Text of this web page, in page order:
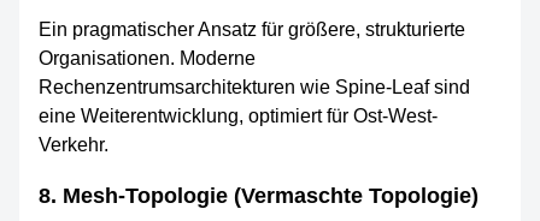
Ein pragmatischer Ansatz für größere, strukturierte
Organisationen. Moderne
Rechenzentrumsarchitekturen wie Spine-Leaf sind
eine Weiterentwicklung, optimiert für Ost-West-
Verkehr.
8. Mesh-Topologie (Vermaschte Topologie)